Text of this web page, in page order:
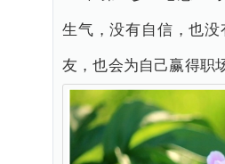
生气，没有自信，也
友，也会为自己赢得职